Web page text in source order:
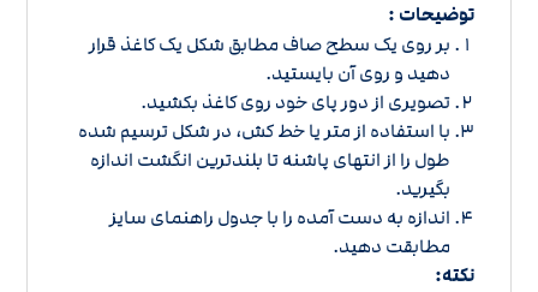
توضیحات :
بر روی یک سطح صاف مطابق شکل یک کاغذ قرار
دهید و روی آن بایستید.
تصویری از دور پای خود روی کاغذ بکشید.
با استفاده از متر یا خط کش، در شکل ترسیم شده
طول را از انتهای پاشنه تا بلندترین انگشت اندازه
بگیرید.
اندازه به دست آمده را باجدول راهنمای سایز
مطابقت دهید.
نکته: